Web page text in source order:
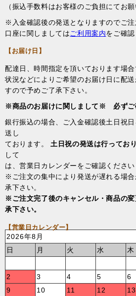
（振込手数料はお客様のご負担にてお願
※入金確認後の発送となりますのでご注
口座に関しましてはご利用案内をご確認
【お届け日】
配達日、時間指定を頂いております場
状況などによりご希望のお届け日に配
すので予めご了承下さい。
※商品のお届けに関しまして※ 必ずご
銀行振込の場合、ご入金確認後土日祝
送し
ております。土日祝の発送は行ってお
して
は、営業日カレンダーをご確認ください
※ご注文の集中により発送が遅れる場
承下さい。
※ご注文完了後のキャンセル・商品の
承下さい。
【営業日カレンダー】
2026年8月
日
月 火 水 木
2
3 4 5 6
9
10 11 12 13